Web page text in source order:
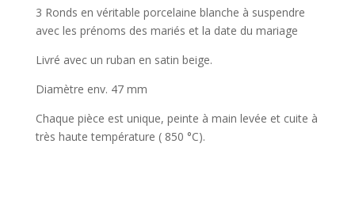
3 Ronds en véritable porcelaine blanche à suspendre
avec les prénoms des mariés et la date du mariage
Livré avec un ruban en satin beige.
Diamètre env. 47 mm
Chaque pièce est unique, peinte à main levée et cuite à
très haute température ( 850 °C).